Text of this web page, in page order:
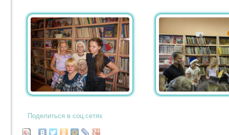
Поделиться в соц.сетях